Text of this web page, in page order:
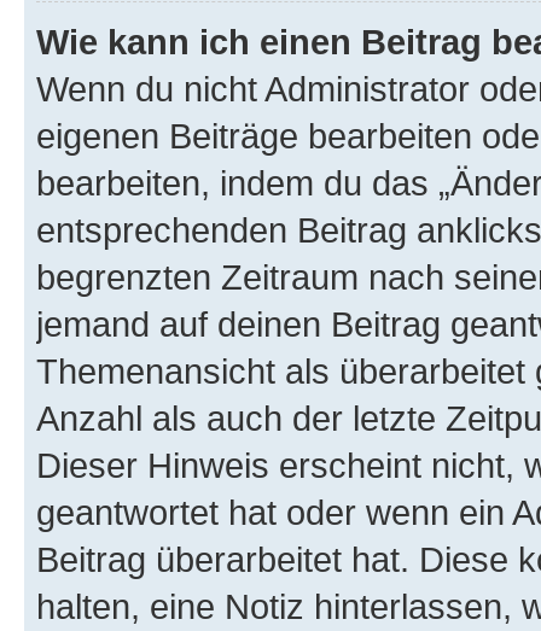
Wie kann ich einen Beitrag
Wenn du nicht Administrator
eigenen Beiträge bearbeiten
bearbeiten, indem du das
entsprechenden Beitrag
begrenzten Zeitraum nach
jemand auf deinen Beitrag
Themenansicht als
Anzahl als auch der letzte
Dieser Hinweis erscheint nicht,
geantwortet hat oder wenn ein
Beitrag überarbeitet hat. Diese
halten, eine Notiz hinterlassen,